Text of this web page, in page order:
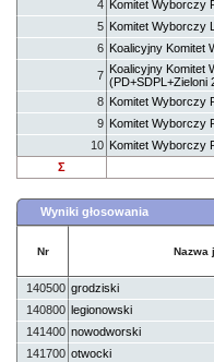
4 Komitet Wyborczy
5 Komitet Wyborczy
6 Koalicyjny Komitet
7 Koalicyjny Komitet
(PD+SDPL+Zieloni
8 Komitet Wyborczy
9 Komitet Wyborczy
10 Komitet Wyborczy
Σ
Wyniki głosowania
Nr Nazwa
140500 grodziski
140800 legionowski
141400 nowodworski
141700 otwocki